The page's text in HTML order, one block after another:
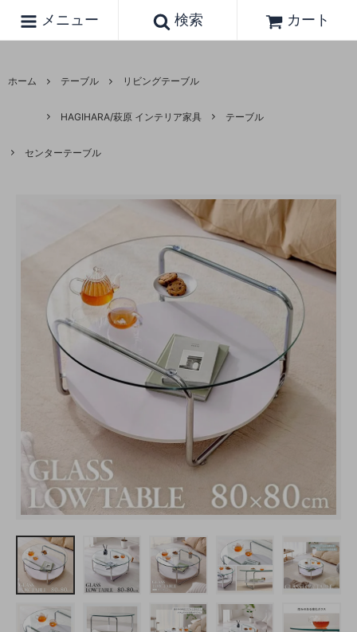
メニュー 検索 カート
ホーム テーブル リビングテーブル
HAGIHARA/萩原 インテリア家具 テーブル
センターテーブル